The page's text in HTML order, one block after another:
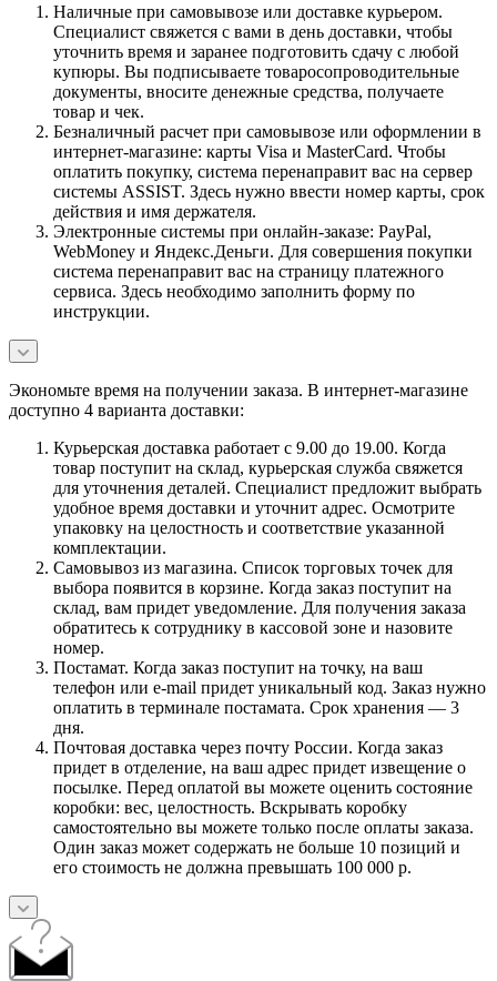
Наличные при самовывозе или доставке курьером.
Специалист свяжется с вами в день доставки, чтобы
уточнить время и заранее подготовить сдачу с любой
купюры. Вы подписываете товаросопроводительные
документы, вносите денежные средства, получаете
товар и чек.
Безналичный расчет при самовывозе или оформлении в
интернет-магазине: карты Visa и MasterCard. Чтобы
оплатить покупку, система перенаправит вас на сервер
системы ASSIST. Здесь нужно ввести номер карты, срок
действия и имя держателя.
Электронные системы при онлайн-заказе: PayPal,
WebMoney и Яндекс.Деньги. Для совершения покупки
система перенаправит вас на страницу платежного
сервиса. Здесь необходимо заполнить форму по
инструкции.
Экономьте время на получении заказа. В интернет-магазине
доступно 4 варианта доставки:
Курьерская доставка работает с 9.00 до 19.00. Когда
товар поступит на склад, курьерская служба свяжется
для уточнения деталей. Специалист предложит выбрать
удобное время доставки и уточнит адрес. Осмотрите
упаковку на целостность и соответствие указанной
комплектации.
Самовывоз из магазина. Список торговых точек для
выбора появится в корзине. Когда заказ поступит на
склад, вам придет уведомление. Для получения заказа
обратитесь к сотруднику в кассовой зоне и назовите
номер.
Постамат. Когда заказ поступит на точку, на ваш
телефон или e-mail придет уникальный код. Заказ нужно
оплатить в терминале постамата. Срок хранения — 3
дня.
Почтовая доставка через почту России. Когда заказ
придет в отделение, на ваш адрес придет извещение о
посылке. Перед оплатой вы можете оценить состояние
коробки: вес, целостность. Вскрывать коробку
самостоятельно вы можете только после оплаты заказа.
Один заказ может содержать не больше 10 позиций и
его стоимость не должна превышать 100 000 р.